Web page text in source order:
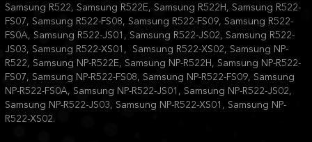
Samsung R522, Samsung R522E, Samsung R522H, Samsung R522-
FS07, Samsung R522-FS08, Samsung R522-FS09, Samsung R522-
FS0A, Samsung R522-JS01, Samsung R522-JS02, Samsung R522-
JS03, Samsung R522-XS01, Samsung R522-XS02, Samsung NP-
R522, Samsung NP-R522E, Samsung NP-R522H, Samsung NP-R522-
FS07, Samsung NP-R522-FS08, Samsung NP-R522-FS09, Samsung
NP-R522-FS0A, Samsung NP-R522-JS01, Samsung NP-R522-JS02,
Samsung NP-R522-JS03, Samsung NP-R522-XS01, Samsung NP-
R522-XS02.